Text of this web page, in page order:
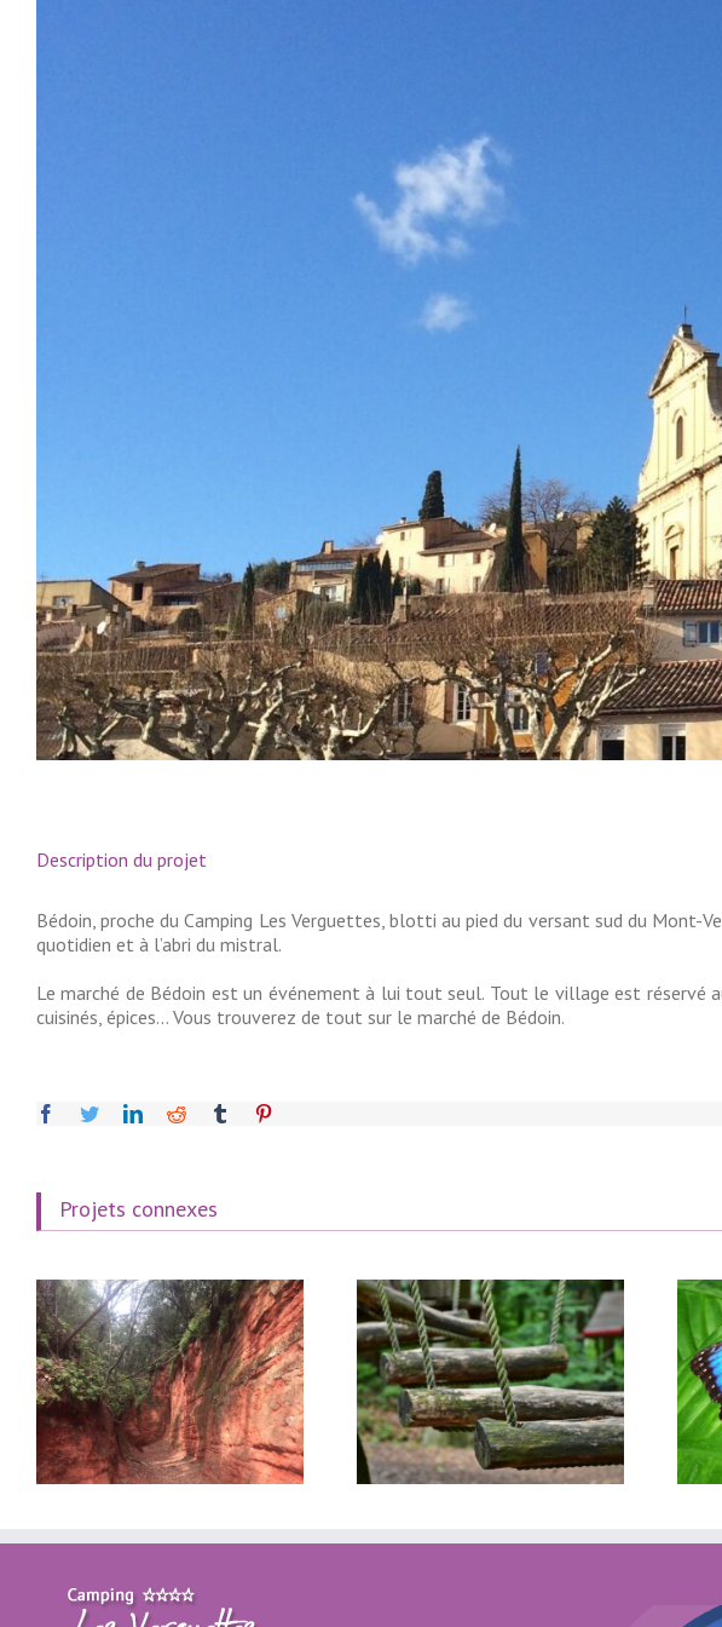
Description du projet
Bédoin, proche du Camping Les Verguettes, blotti au pied du versant sud du Mont-
quotidien et à l’abri du mistral.
Le marché de Bédoin est un événement à lui tout seul. Tout le village est réservé
cuisinés, épices… Vous trouverez de tout sur le marché de Bédoin.
facebook
twitterlinkedinreddit tumblr
Projets connexes
Accrobranche Ventoux
Aventure
Le Carbet Amazonien